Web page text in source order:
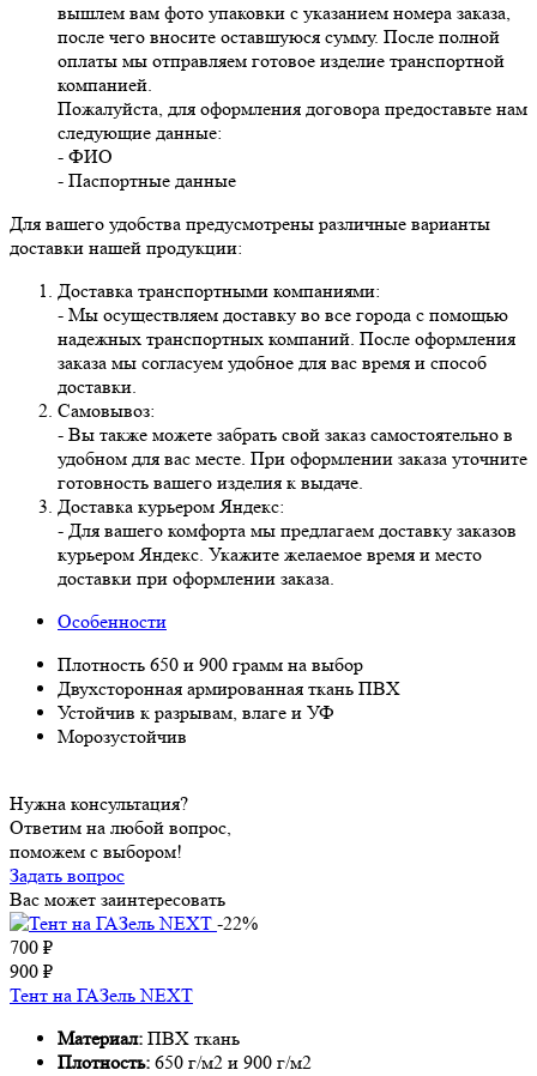
вышлем вам фото упаковки с указанием номера заказа,
после чего вносите оставшуюся сумму. После полной
оплаты мы отправляем готовое изделие транспортной
компанией.
Пожалуйста, для оформления договора предоставьте нам
следующие данные:
- ФИО
- Паспортные данные
Для вашего удобства предусмотрены различные варианты
доставки нашей продукции:
Доставка транспортными компаниями:
- Мы осуществляем доставку во все города с помощью
надежных транспортных компаний. После оформления
заказа мы согласуем удобное для вас время и способ
доставки.
Самовывоз:
- Вы также можете забрать свой заказ самостоятельно в
удобном для вас месте. При оформлении заказа уточните
готовность вашего изделия к выдаче.
Доставка курьером Яндекс:
- Для вашего комфорта мы предлагаем доставку заказов
курьером Яндекс. Укажите желаемое время и место
доставки при оформлении заказа.
Особенности
Плотность 650 и 900 грамм на выбор
Двухсторонная армированная ткань ПВХ
Устойчив к разрывам, влаге и УФ
Морозустойчив
Нужна консультация?
Ответим на любой вопрос,
поможем с выбором!
Задать вопрос
Вас может заинтересовать
-22%
700 ₽
900 ₽
Тент на ГАЗель NEXT
Материал: ПВХ ткань
Плотность: 650 г/м2 и 900 г/м2